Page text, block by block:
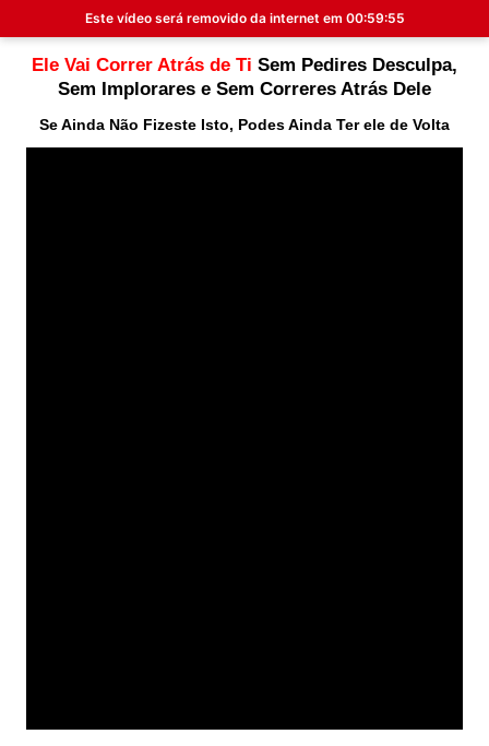
Este vídeo será removido da internet em 00:59:54
Ele Vai Correr Atrás de Ti Sem Pedires Desculpa,
Sem Implorares e Sem Correres Atrás Dele
Se Ainda Não Fizeste Isto, Podes Ainda Ter ele de Volta